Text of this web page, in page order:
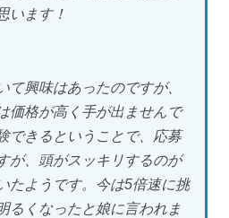
います！
て興味はあったのですが、
価格が高く手が出ませんで
できるということで、応募
が、頭がスッキリするのが
たようです。今は5倍速に挑
るくなったと娘に言われま